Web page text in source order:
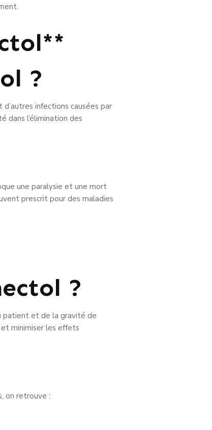
?
infections causées par
dans l’élimination des
une paralysie et une mort
prescrit pour des maladies
?
patient et de la gravité de
minimiser les effets
on retrouve :